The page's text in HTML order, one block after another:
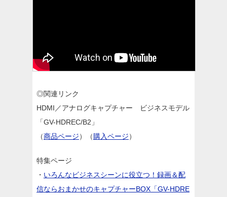
◎関連リンク
HDMI／アナログキャプチャー ビジネスモデル
「GV-HDREC/B2」
（商品ページ）（購入ページ）
特集ページ
・ いろんなビジネスシーンに役立つ！録画＆配
信ならおまかせのキャプチャーBOX「GV-HDRE